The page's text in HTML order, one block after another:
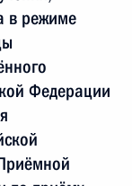
в режиме
Федерации